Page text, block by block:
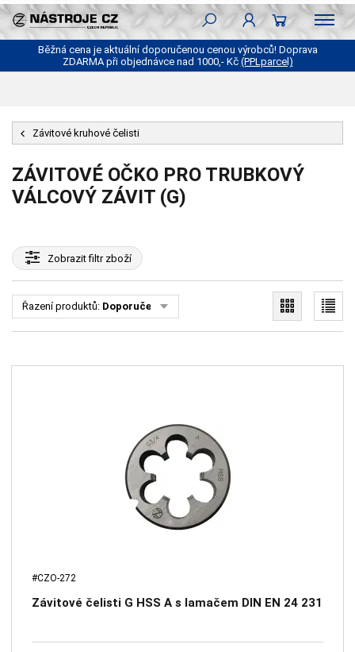
Běžná cena je aktuální doporučenou cenou výrobců! Doprava
ZDARMA při objednávce nad 1000,- Kč (PPLparcel)
Závitové kruhové čelisti
ZÁVITOVÉ OČKO PRO TRUBKOVÝ
VÁLCOVÝ ZÁVIT (G)
Zobrazitfiltr zboží
Řazení produktů: Doporučené
#CZO-272
Závitové čelisti G HSS A s lamačem DIN EN 24 231